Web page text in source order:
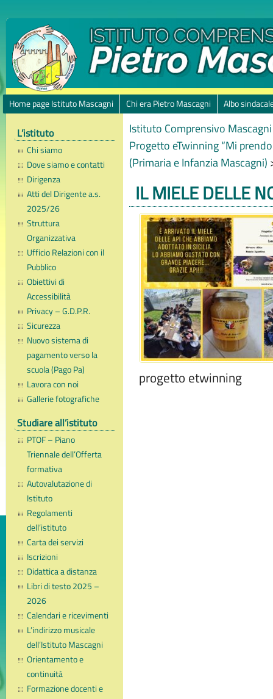
Home page Istituto Mascagni Chi era Pietro Mascagni Albo
L’istituto
Chi siamo
Dove siamo e contatti
Dirigenza
Atti del Dirigente a.s.
2025/26
Struttura
Organizzativa
Ufficio Relazioni con il
Pubblico
Obiettivi di
Accessibilità
Privacy – G.D.P.R.
Sicurezza
Nuovo sistema di
pagamento verso la
scuola (Pago Pa)
Lavora con noi
Gallerie fotografiche
Studiare all’istituto
PTOF – Piano
Triennale dell’Offerta
formativa
Autovalutazione di
Istituto
Regolamenti
dell’istituto
Carta dei servizi
Iscrizioni
Didattica a distanza
Libri di testo 2025 –
2026
Calendari e ricevimenti
L’indirizzo musicale
dell’Istituto Mascagni
Orientamento e
continuità
Formazione docenti e
Istituto Comprensivo
Progetto eTwinning “Mi
(Primaria e Infanzia Mascagni)
IL MIELE DELLE
progetto etwinning